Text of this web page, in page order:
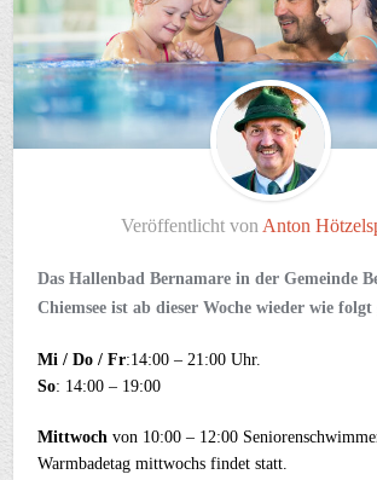
Veröffentlicht von Anton
Das Hallenbad Bernamare in der Gemeinde
Chiemsee ist ab dieser Woche wieder wie
Mi / Do / Fr:14:00 – 21:00 Uhr.
So: 14:00 – 19:00
Mittwoch von 10:00 – 12:00
Warmbadetag mittwochs findet statt.